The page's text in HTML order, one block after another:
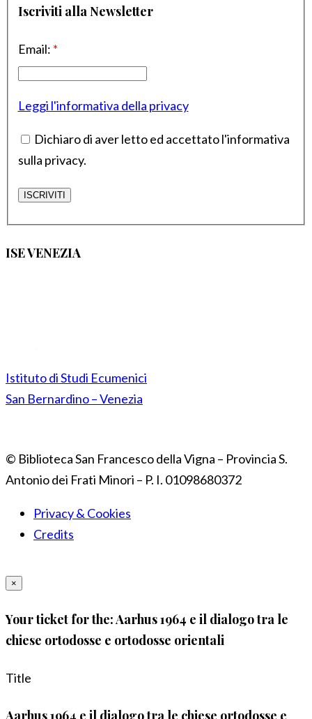
Iscriviti alla Newsletter
Email: *
Leggi l'informativa della privacy
Dichiaro di aver letto ed accettato l'informativa
sulla privacy.
ISE VENEZIA
Istituto di Studi Ecumenici
San Bernardino – Venezia
© Biblioteca San Francesco della Vigna – Provincia S.
Antonio dei Frati Minori – P. I. 01098680372
Privacy & Cookies
Credits
×
Your ticket for the: Aarhus 1964 e il dialogo tra le
chiese ortodosse e ortodosse orientali
Title
Aarhus 1964 e il dialogo tra le chiese ortodosse e